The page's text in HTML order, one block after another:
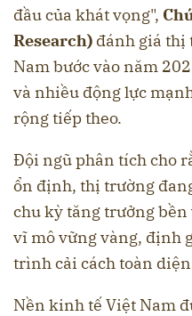
đầu của khát vọng",
Research) đánh giá thị
Nam bước vào năm
và nhiều động lực
rộng tiếp theo.
Đội ngũ phân tích cho
ổn định, thị trường
chu kỳ tăng trưởng
vĩ mô vững vàng, định
trình cải cách toàn
Nền kinh tế Việt Nam